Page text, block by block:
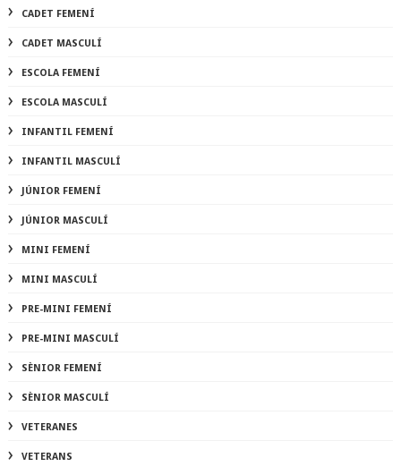
CADET FEMENÍ
CADET MASCULÍ
ESCOLA FEMENÍ
ESCOLA MASCULÍ
INFANTIL FEMENÍ
INFANTIL MASCULÍ
JÚNIOR FEMENÍ
JÚNIOR MASCULÍ
MINI FEMENÍ
MINI MASCULÍ
PRE-MINI FEMENÍ
PRE-MINI MASCULÍ
SÈNIOR FEMENÍ
SÈNIOR MASCULÍ
VETERANES
VETERANS